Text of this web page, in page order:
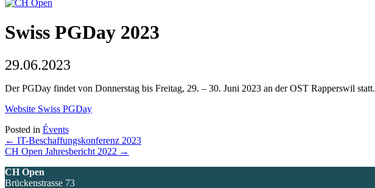
Swiss PGDay 2023
29.06.2023
Der PGDay findet von Donnerstag bis Freitag, 29. – 30. Juni 2023 an der OST Rapperswil statt.
Website Swiss PGDay
Posted in Évents
Posts
navigation
← IT-Beschaffungskonferenz 2023
CH Open Jahresbericht 2022 →
CH Open
Brückenstrasse 73